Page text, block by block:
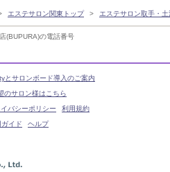
(BUPURA)の電話番号
エステサロン関東トップ エステサロン取手・
とサロンボード導入のご案内
のサロン様はこちら
バシーポリシー
利用規約
ガイド
ヘルプ